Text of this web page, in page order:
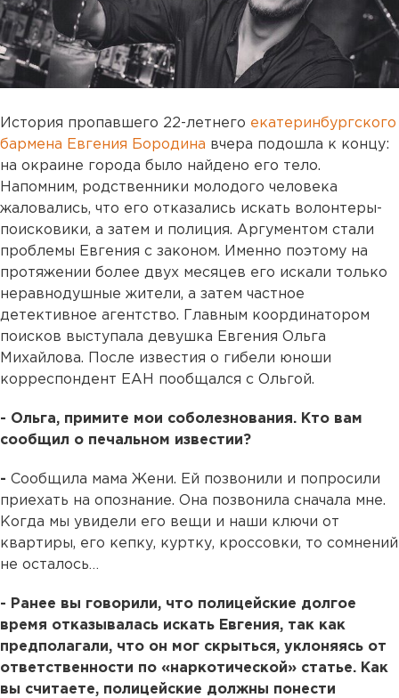
История пропавшего 22-летнего екатеринбургского
бармена Евгения Бородина вчера подошла к концу:
на окраине города было найдено его тело.
Напомним, родственники молодого человека
жаловались, что его отказались искать волонтеры-
поисковики, а затем и полиция. Аргументом стали
проблемы Евгения с законом. Именно поэтому на
протяжении более двух месяцев его искали только
неравнодушные жители, а затем частное
детективное агентство. Главным координатором
поисков выступала девушка Евгения Ольга
Михайлова. После известия о гибели юноши
корреспондент ЕАН пообщался с Ольгой.
- Ольга, примите мои соболезнования. Кто вам
сообщил о печальном известии?
- Сообщила мама Жени. Ей позвонили и попросили
приехать на опознание. Она позвонила сначала мне.
Когда мы увидели его вещи и наши ключи от
квартиры, его кепку, куртку, кроссовки, то сомнений
не осталось…
- Ранее вы говорили, что полицейские долгое
время отказывалась искать Евгения, так как
предполагали, что он мог скрыться, уклоняясь от
ответственности по «наркотической» статье. Как
вы считаете, полицейские должны понести